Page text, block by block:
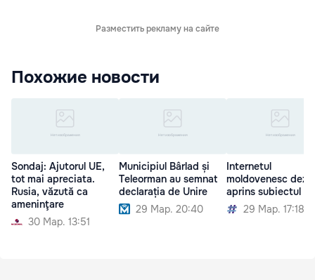
Разместить рекламу на сайте
Похожие новости
Sondaj: Ajutorul UE,
tot mai apreciata.
Rusia, văzută ca
ameninţare
30 Мар. 13:51
Municipiul Bârlad și
Teleorman au semnat
declarația de Unire
29 Мар. 20:40
Internetul
moldovenesc
aprins subiectul
29 Мар. 17:18